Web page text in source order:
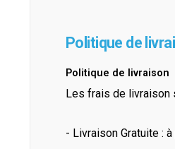
Politique de
Politique de livraison
Les frais de livraison
- Livraison Gratuite :